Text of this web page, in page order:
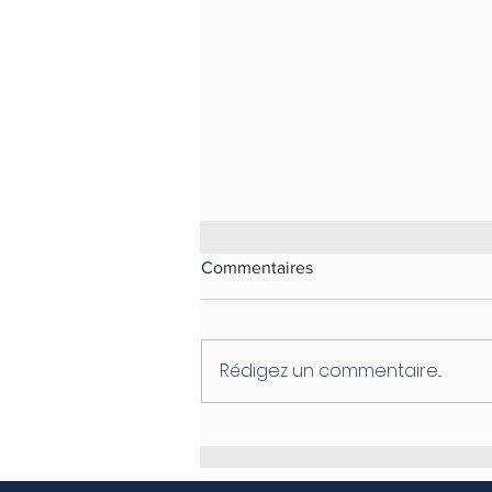
Le cabinet est équipé d'une
climatisation!
vous avec Solenne!
Commentaires
Rédigez un commentaire...